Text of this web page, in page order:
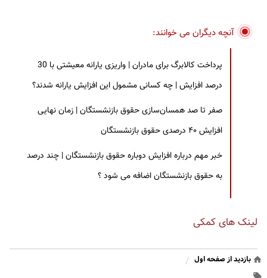
آنچه دیگران می خوانند:
پرداخت کالابرگ برای مادران | واریزی یارانه معیشتی با 30
درصد افزایش | چه کسانی مشمول این افزایش یارانه شدند؟
صفر تا صد همسان‌سازی حقوق بازنشستگان | زمان نهایی
افزایش ۴۰ درصدی حقوق بازنشستگان
خبر مهم درباره افزایش دوباره حقوق بازنشستگان | چند درصد
به حقوق بازنشستگان اضافه می شود ؟
لینک های کمکی
بازدید از صفحه اول /